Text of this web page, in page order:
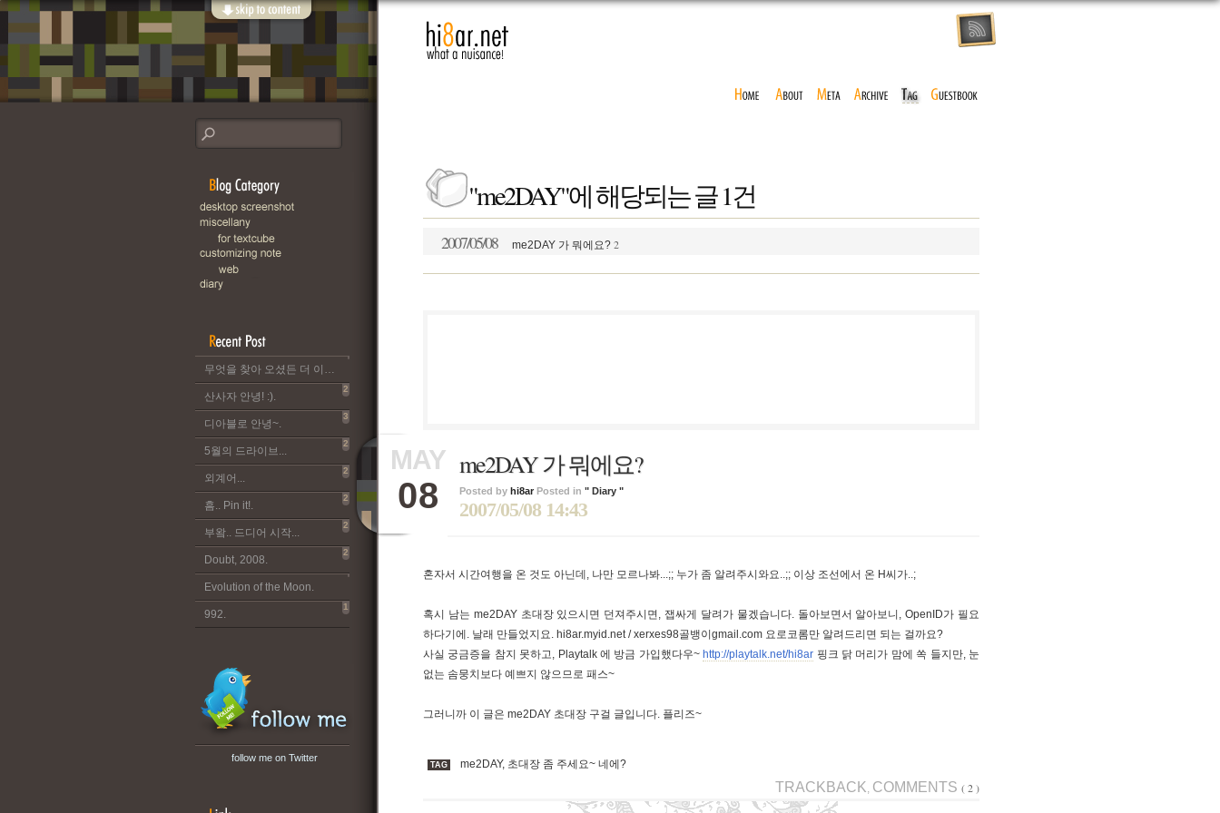
"me2DAY"에 해당되는 글 1건
2007/05/08 me2DAY 가 뭐에요? 2
MAY
08
me2DAY 가 뭐에요?
Posted by hi8ar Posted in " Diary "
2007/05/08 14:43
혼자서 시간여행을 온 것도 아닌데, 나만 모르나봐...;; 누가 좀 알려주시와요..;; 이상 조선에서 온 H씨가..;
혹시 남는 me2DAY 초대장 있으시면 던져주시면, 잽싸게 달려가 물겠습니다. 돌아보면서 알아보니, OpenID가 필요
하다기에. 날래 만들었지요. hi8ar.myid.net / xerxes98골뱅이gmail.com 요로코롬만 알려드리면 되는 걸까요?
사실 궁금증을 참지 못하고, Playtalk 에 방금 가입했다우~ http://playtalk.net/hi8ar 핑크 닭 머리가 맘에 쏙 들지만, 눈
없는 솜뭉치보다 예쁘지 않으므로 패스~
그러니까 이 글은 me2DAY 초대장 구걸 글입니다. 플리즈~
TAG me2DAY, 초대장 좀 주세요~ 네에?
TRACKBACK, COMMENTS ( 2 )
무엇을 찾아 오셨든 더 이상 이 블로그는 운영되지 않습니다..
산사자 안녕! :).
2
디아블로 안녕~.
3
5월의 드라이브...
2
외계어...
2
흠.. Pin it!.
2
부왘.. 드디어 시작...
2
Doubt, 2008.
2
Evolution of the Moon.
992.
1
follow me on Twitter